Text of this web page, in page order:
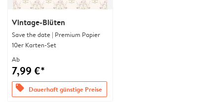
Vintage-Blüten
Save the date | Premium Papier
10er Karten-Set
Ab
7,99 €*
offers Dauerhaft günstige Preise